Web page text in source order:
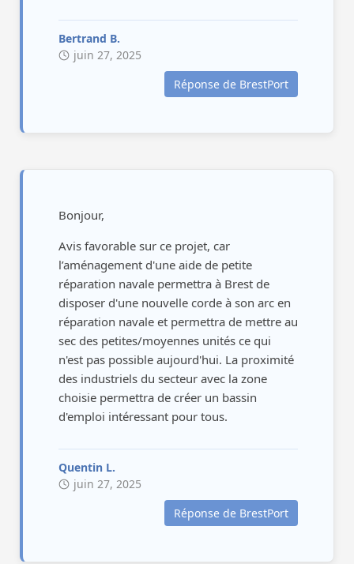
travaux a l’abri « la double nef » ne me
semble pas correspondre aux
constructions que nous pouvons
attendre de voir dans ce quartier, un
incongru à cet emplacement.
J’habite rue Porstrein-Lapierre, cette
vue sur notre jolie rade de Brest.
C’est une vision qui peut paraître
égoïste, mais le choix d’habiter à mon
adresse a été fait avec la vision que la
ville prenait « possession » de cette
partie portuaire…
Exerçant la profession de commandant
de la marine marchande, je suis plus
que volontaire pour développer le
maritime en général. Mais pour le
projet proposé il me semble que le
choix du 5eme bassin ne soit pas l’idéal
à mes yeux pour y implanter un
nouveau chantier naval.
Il y a de très grandes chance que le
Bertrand B.
juin 27, 2025
Réponse de BrestPort
Bonjour,
Avis favorable sur ce projet, car
l’aménagement d'une aide de petite
réparation navale permettra à Brest de
disposer d'une nouvelle corde à son arc en
réparation navale et permettra de mettre au
sec des petites/moyennes unités ce qui
n'est pas possible aujourd'hui. La proximité
des industriels du secteur avec la zone
choisie permettra de créer un bassin
d'emploi intéressant pour tous.
Quentin L.
juin 27, 2025
Réponse de BrestPort